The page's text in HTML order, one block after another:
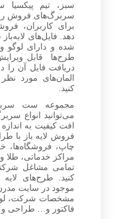
سبز، تیم پیکسیا
سربرگ‌های فروش را
برای کاربران،
دهد. فایل‌های
شده و دارای لوگو
طرح‌ها قابل
دریافت فایل آن را
المان‌های مورد
کنید.
مجموعه ست
می‌توانید انواع
افت کیفیت به اندازه
فروش لایه باز با
چاپ، فروشگاه‌ها،
مراکز خدماتی، طلا
تمامی مشاغل
کنید. طرح‌های
موجود در سایت
مشخصات شرکت،
فاکتور و… طراحی